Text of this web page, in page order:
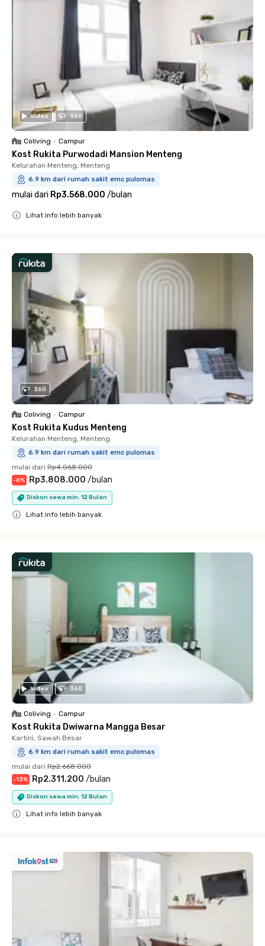
Video 360
Coliving • Campur
Kost Rukita Purwodadi Mansion Menteng
Kelurahan Menteng, Menteng
6.9 km dari rumah sakit emc pulomas
mulai dari Rp3.568.000 /bulan
Lihat info lebih banyak
360
Coliving • Campur
Kost Rukita Kudus Menteng
Kelurahan Menteng, Menteng
6.9 km dari rumah sakit emc pulomas
mulai dari Rp4.068.000
-6% Rp3.808.000 /bulan
Diskon sewa min. 12 Bulan
Lihat info lebih banyak
Video 360
Coliving • Campur
Kost Rukita Dwiwarna Mangga Besar
Kartini, Sawah Besar
6.9 km dari rumah sakit emc pulomas
mulai dari Rp2.668.000
-13% Rp2.311.200 /bulan
Diskon sewa min. 12 Bulan
Lihat info lebih banyak